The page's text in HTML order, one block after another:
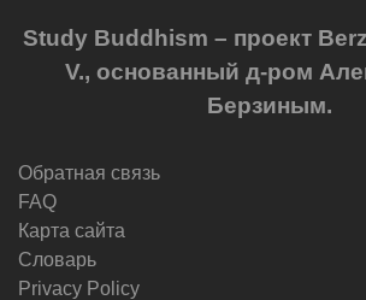
Study Buddhism – проект
V., основанный д-ром
Берзиным.
Обратная связь
FAQ
Карта сайта
Словарь
Privacy Policy